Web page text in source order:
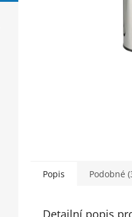
Popis Podobné
Detailní popis